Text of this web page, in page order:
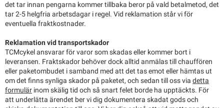
det tar innan pengarna kommer tillbaka beror på vald betalmetod, det
tar 2-5 helgfria arbetsdagar i regel. Vid reklamation står vi för
eventuella fraktkostnader.
Reklamation vid transportskador
TCMcykel ansvarar för varor som skadas eller kommer bort i
leveransen. Fraktskador behöver dock alltid anmälas till chauffören
eller paketombudet i samband med att det tas emot eller hämtas ut
om det finns synliga skador på paketet, och sedan till oss via detta
formulär inom skälig tid och så snart felet borde ha upptäckts. För
att underlätta ärendet ber vi dig dokumentera skadat gods och